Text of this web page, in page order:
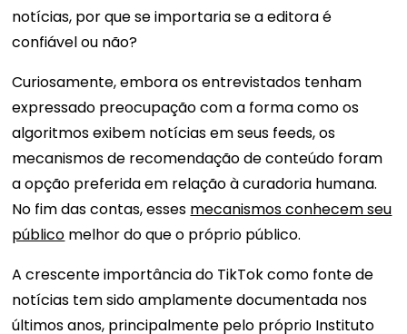
notícias, por que se importaria se a editora é
confiável ou não?
Curiosamente, embora os entrevistados tenham
expressado preocupação com a forma como os
algoritmos exibem notícias em seus feeds, os
mecanismos de recomendação de conteúdo foram
a opção preferida em relação à curadoria humana.
No fim das contas, esses mecanismos conhecem seu
público melhor do que o próprio público.
A crescente importância do TikTok como fonte de
notícias tem sido amplamente documentada nos
últimos anos, principalmente pelo próprio Instituto